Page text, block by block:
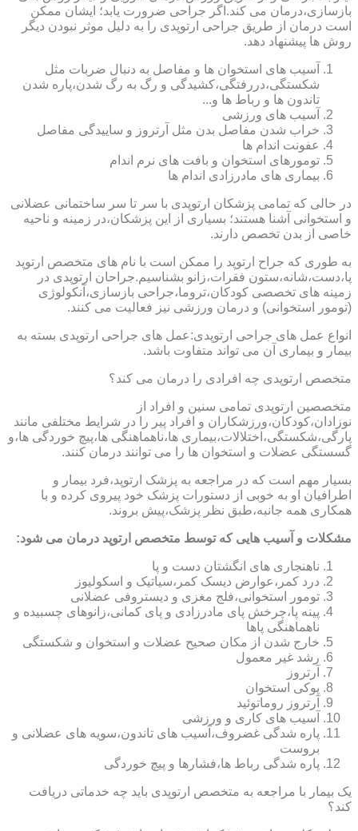
بازسازی،درمان می کند.اگر جراحی ضرورت یابد؛ ایشان ممکن
است درمان از طریق جراحی ارتوپدی را به دلیل موثر نبودن دیگر
روش ها پیشنهاد دهد.
آسیب های استخوان ها و مفاصل به دنبال ضربات مثل
شکستگی،دررفتگی،کشیدگی و رگ به رگ شدن،پاره شدن
تاندون ها و رباط ها و...
آسیب های ورزشی
خراب شدن مفاصل بدن مثل آرتروز و ساییدگی مفاصل
عفونت اندام ها
تومورهای استخوان و بافت های نرم اندام
بیماری های مادرزادی اندام ها
در حالی که تمامی پزشکان ارتوپدی با سر تا سر ساختمانی عضلانی
و استخوانی آشنا هستند؛ بسیاری از این پزشکان،در زمینه و ناحیه
خاصی از بدن تخصص دارند.
به طوری که جراح ارتوپد را ممکن است با نام های متخصص ارتوپد
پا،دست،شانه،ستون فقرات،زانو بشناسیم.جراحان ارتوپدی در
زمینه های تخصصی کودکان،تروما،جراحی بازسازی،آنکولوژی
(تومور استخوانی) و درمان ورزشی نیز فعالیت می کنند.
انواع عمل های جراحی ارتوپدی:عمل های جراحی ارتوپدی بسته به
بیمار و بیماری آن می تواند متفاوت باشد.
متخصص ارتوپدی چه افرادی را درمان می کند؟
متخصصین ارتوپدی تمامی سنین و افراد از
نوزادان،کودکان،ورزشکاران و افراد پیر را در شرایط مختلفی مانند
پارگی،شکستگی،اختلالات،بیماری ها،ناهماهنگی ها،پیچ خوردگی ها،و
گسستگی عضلات و استخوان ها را می توانند درمان کنند.
بسیار مهم است که در مراجعه به پزشک ارتوپد،فرد بیمار و
اطرافیان او به خوبی از دستورات پزشک خود پیروی کرده و با
همکاری همه جانبه،طبق نظر پزشک،پیش بروند.
مشکلات و آسیب هایی که توسط متخصص ارتوپد درمان می شود:
ناهنجاری های انگشتان دست و پا
درد کمر،عوارض دیسک کمر،سیاتیک و اسکولیوز
تومور استخوانی،فلج مغزی و دیستروفی عضلانی
پینه پا،چرخش پای مادرزادی و پای کمانی،زانوهای چسبیده و
ناهماهنگی پاها
خارج شدن از مکان صحیح عضلات و استخوان و شکستگی
رشد غیر معمول
آرتروز
پوکی استخوان
آرتروز روماتوئید
آسیب های کاری و ورزشی
پاره شدگی غضروف،آسیب های تاندون،سویه های عضلانی و
بروست
پاره شدگی رباط ها،فشارها و پیچ خوردگی
یک بیمار با مراجعه به متخصص ارتوپدی باید چه خدماتی دریافت
کند؟